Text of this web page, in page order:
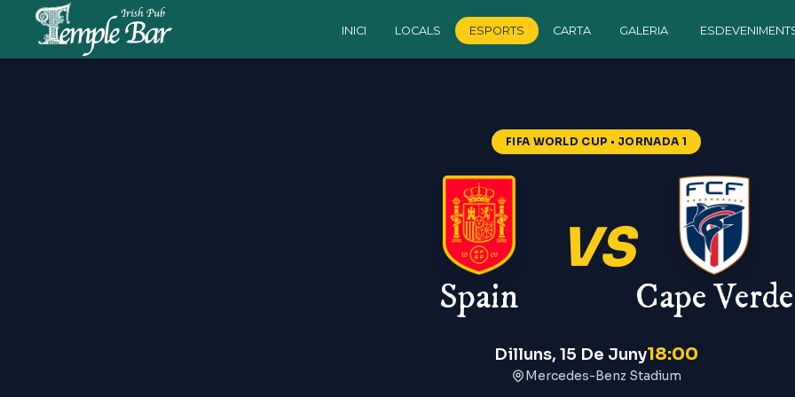
INICI LOCALS ESPORTS CARTA GALERIA
FIFA WORLD CUP • JORNADA 1
Spain
VS
Cape Verde
Dilluns, 15 De Juny18:00
Mercedes-Benz Stadium